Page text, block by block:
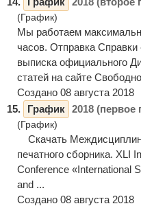
(График)
Мы работаем
часов. Отправка Справки
выписка официального
статей на сайте
Создано 08 августа 2018
15.
График 2018 (первое
(График)
Скачать
печатного сборника. XLI
Conference «International
and ...
Создано 08 августа 2018